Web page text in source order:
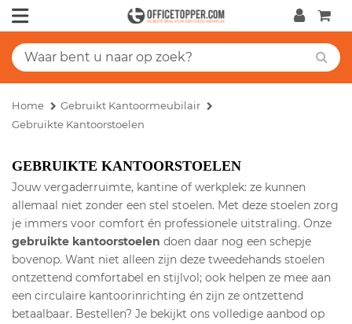
Home
Gebruikt Kantoormeubilair
Gebruikte Kantoorstoelen
GEBRUIKTE KANTOORSTOELEN
Jouw vergaderruimte, kantine of werkplek: ze kunnen
allemaal niet zonder een stel stoelen. Met deze stoelen zorg
je immers voor comfort én professionele uitstraling. Onze
gebruikte kantoorstoelen doen daar nog een schepje
bovenop. Want niet alleen zijn deze tweedehands stoelen
ontzettend comfortabel en stijlvol; ook helpen ze mee aan
een circulaire kantoorinrichting én zijn ze ontzettend
betaalbaar. Bestellen? Je bekijkt ons volledige aanbod op